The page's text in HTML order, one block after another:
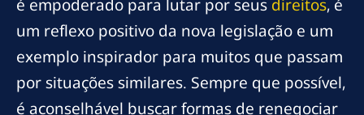
é empoderado para lutar por seus direitos, é
um reflexo positivo da nova legislação e um
exemplo inspirador para muitos que passam
por situações similares. Sempre que possível,
é aconselhável buscar formas de renegociar